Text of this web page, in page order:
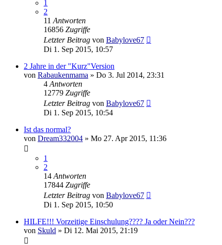
1
2
11 Antworten
16856 Zugriffe
Letzter Beitrag von Babylove67
Di 1. Sep 2015, 10:57
2 Jahre in der "Kurz"Version
von Rabaukenmama » Do 3. Jul 2014, 23:31
4 Antworten
12779 Zugriffe
Letzter Beitrag von Babylove67
Di 1. Sep 2015, 10:54
Ist das normal?
von Dream332004 » Mo 27. Apr 2015, 11:36
1
2
14 Antworten
17844 Zugriffe
Letzter Beitrag von Babylove67
Di 1. Sep 2015, 10:50
HILFE!!! Vorzeitige Einschulung???? Ja oder Nein???
von Skuld » Di 12. Mai 2015, 21:19